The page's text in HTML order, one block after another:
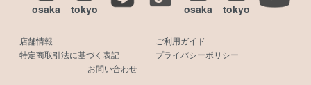
osaka tokyo osaka tokyo
店舗情報
ご利用ガイド
特定商取引法に基づく表記
プライバシーポリシー
お問い合わせ